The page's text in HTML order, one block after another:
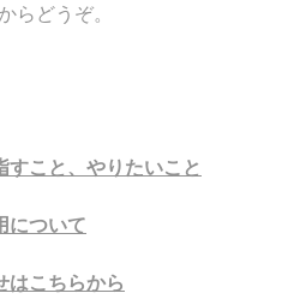
らどうぞ。
こと、やりたいこと
について
はこちらから